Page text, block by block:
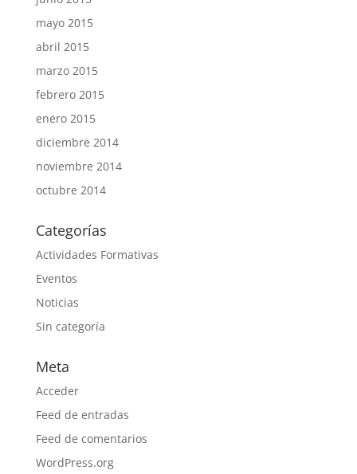
mayo 2015
abril 2015
marzo 2015
febrero 2015
enero 2015
diciembre 2014
noviembre 2014
octubre 2014
Categorías
Actividades Formativas
Eventos
Noticias
Sin categoría
Meta
Acceder
Feed de entradas
Feed de comentarios
WordPress.org